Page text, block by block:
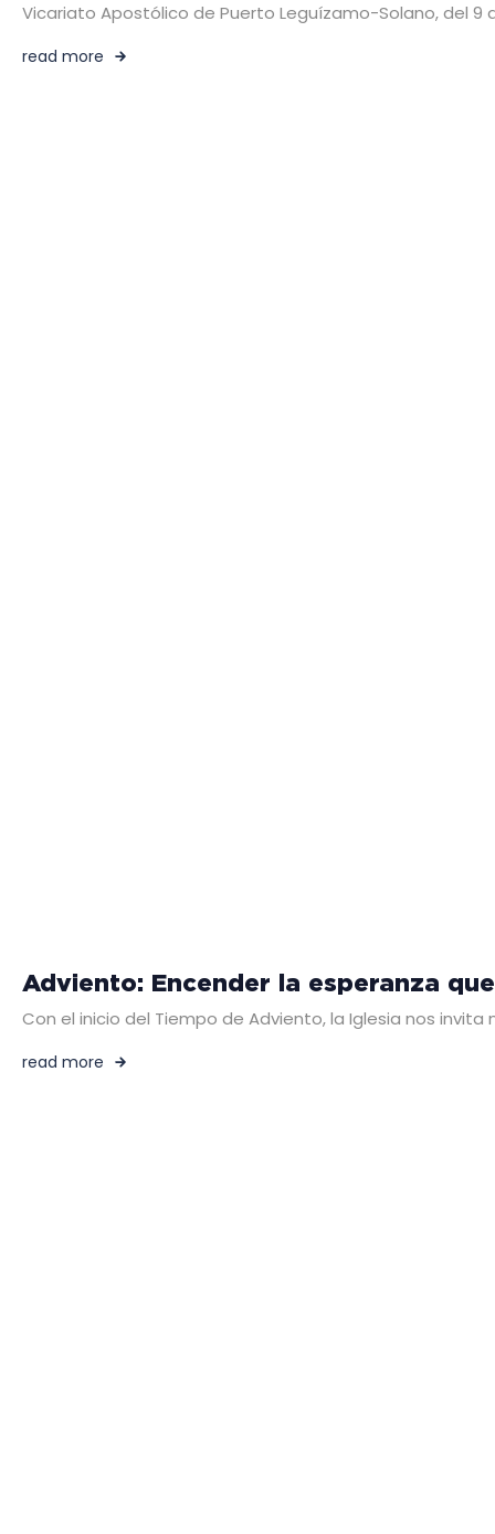
Vicariato Apostólico de Puerto Leguízamo-Solano, del 9
read more
Adviento: Encender la esperanza
Con el inicio del Tiempo de Adviento, la Iglesia nos
read more